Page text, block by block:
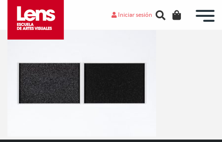
Iniciar sesión